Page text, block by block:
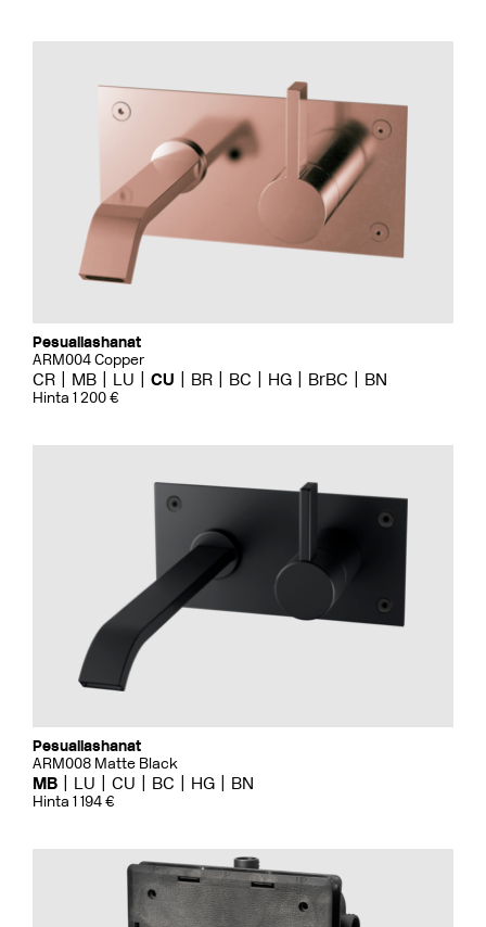
Pesuallashanat
ARM004 Copper
CR MB LU CU BR BC HG BrBC BN
Hinta 1 200 €
Pesuallashanat
ARM008 Matte Black
MB LU CU BC HG BN
Hinta 1 194 €